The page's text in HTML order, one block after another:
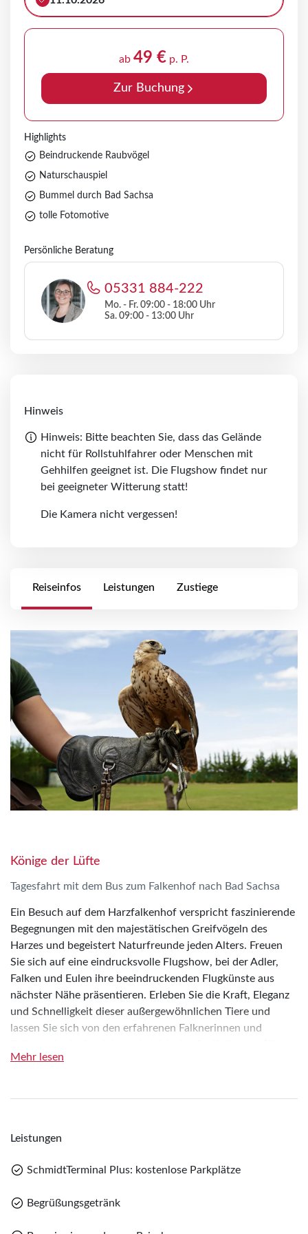
Teile diese Reise
Reiseinfos Leistungen Zustiege
Könige der Lüfte
Tagesfahrt mit dem Bus zum Falkenhof nach Bad Sachsa
Ein Besuch auf dem Harzfalkenhof verspricht faszinierende
Begegnungen mit den majestätischen Greifvögeln des
Harzes und begeistert Naturfreunde jeden Alters. Freuen
Sie sich auf eine eindrucksvolle Flugshow, bei der Adler,
Falken und Eulen ihre beeindruckenden Flugkünste aus
nächster Nähe präsentieren. Erleben Sie die Kraft, Eleganz
und Schnelligkeit dieser außergewöhnlichen Tiere und
lassen Sie sich von den erfahrenen Falknerinnen und
sich mit großer Leidenschaft in verschiedenen
bedrohter Arten leisten. So verbindet der Besuch
einem nachhaltigen Blick auf den Schutz heimischer und
Mehr lesen
Leistungen
SchmidtTerminal Plus: kostenlose Parkplätze
Begrüßungsgetränk
ab 49 € p. P.
Zur Buchung
Highlights
Beindruckende Raubvögel
Naturschauspiel
Bummel durch Bad Sachsa
tolle Fotomotive
Persönliche Beratung
05331 884-222
Mo. - Fr. 09:00 - 18:00 Uhr
Sa. 09:00 - 13:00 Uhr
Hinweis
Hinweis: Bitte beachten Sie, dass das Gelände
nicht für Rollstuhlfahrer oder Menschen mit
Gehhilfen geeignet ist. Die Flugshow findet nur
bei geeigneter Witterung statt!
Die Kamera nicht vergessen!